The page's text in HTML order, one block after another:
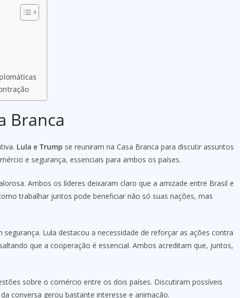
Branca
Lula e Trump se reuniram na Casa Branca para discutir assuntos
e segurança, essenciais para ambos os países.
Ambos os líderes deixaram claro que a amizade entre Brasil e
trabalhar juntos pode beneficiar não só suas nações, mas
Lula destacou a necessidade de reforçar as ações contra
que a cooperação é essencial. Ambos acreditam que, juntos,
sobre o comércio entre os dois países. Discutiram possíveis
conversa gerou bastante interesse e animação.